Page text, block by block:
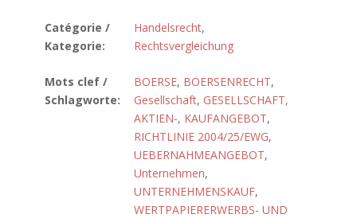
Catégorie /
Kategorie:
Handelsrecht,
Rechtsvergleichung
Mots clef /
Schlagworte:
BOERSE, BOERSENRECHT,
Gesellschaft, GESELLSCHAFT,
AKTIEN-, KAUFANGEBOT,
RICHTLINIE 2004/25/EWG,
UEBERNAHMEANGEBOT,
Unternehmen,
UNTERNEHMENSKAUF,
WERTPAPIERERWERBS- UND